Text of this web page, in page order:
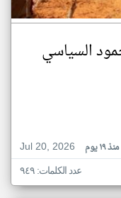
السياسي
Jul 20, 2026
منذ ١٩ يوم
عدد الكلمات: ٩٤٩